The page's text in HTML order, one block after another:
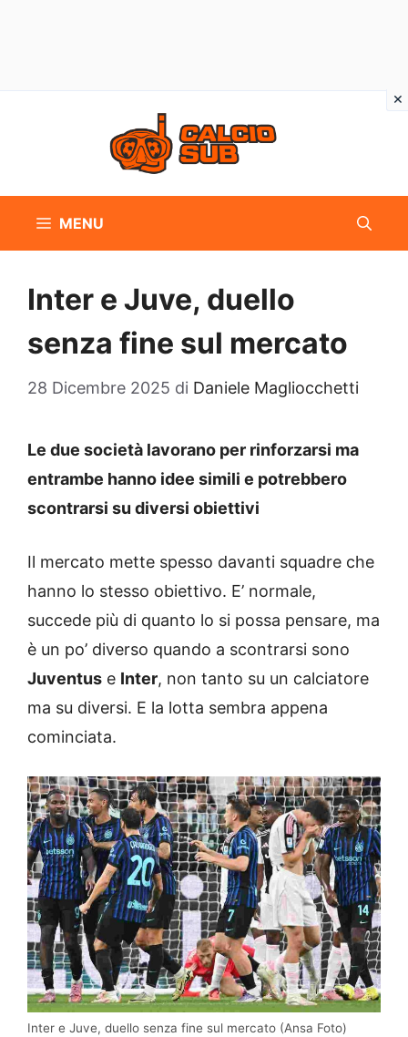
MENU
Inter e Juve, duello
senza fine sul mercato
28 Dicembre 2025 di Daniele Magliocchetti
Le due società lavorano per rinforzarsi ma
entrambe hanno idee simili e potrebbero
scontrarsi su diversi obiettivi
Il mercato mette spesso davanti squadre che
hanno lo stesso obiettivo. E’ normale,
succede più di quanto lo si possa pensare, ma
è un po’ diverso quando a scontrarsi sono
Juventus e Inter, non tanto su un calciatore
ma su diversi. E la lotta sembra appena
cominciata.
Inter e Juve, duello senza fine sul mercato (Ansa Foto)